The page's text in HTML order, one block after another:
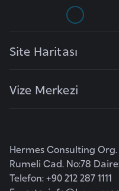
Site Haritası
Vize Merkezi
Hermes Consulting Org.
Rumeli Cad. No:78
Telefon: +90 212 287 1111
k
m
b
u